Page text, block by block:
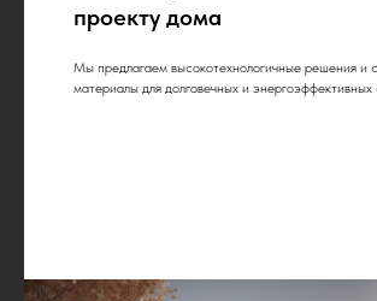
проекту дома
Мы предлагаем высокотехнологичные решения и
материалы для долговечных и энергоэффективных